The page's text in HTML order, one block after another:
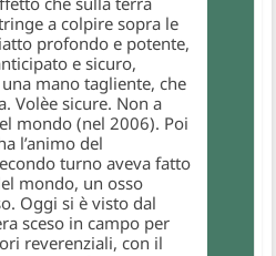
a colpire sopra le
profondo e potente,
e sicuro,
mano tagliente, che
Volèe sicure. Non a
mondo (nel 2006). Poi
l’animo del
turno aveva fatto
mondo, un osso
Oggi si è visto dal
sceso in campo per
reverenziali, con il